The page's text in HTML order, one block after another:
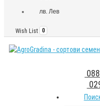
лв. Лев
Wish List 0